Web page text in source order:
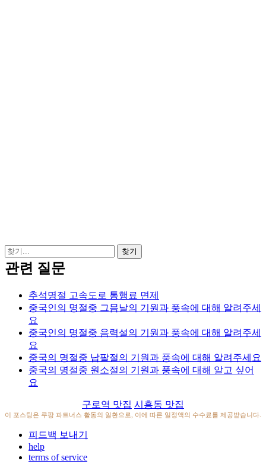
관련 질문
추석명절 고속도로 통행료 면제
중국인의 명절중 그믐날의 기원과 풍속에 대해 알려주세
요
중국인의 명절중 음력설의 기원과 풍속에 대해 알려주세
요
중국의 명절중 납팔절의 기원과 풍속에 대해 알려주세요
중국의 명절중 원소절의 기원과 풍속에 대해 알고 싶어
요
구로역 맛집 시흥동 맛집
이 포스팅은 쿠팡 파트너스 활동의 일환으로, 이에 따른 일정액의 수수료를 제공받습니다.
피드백 보내기
help
terms of service